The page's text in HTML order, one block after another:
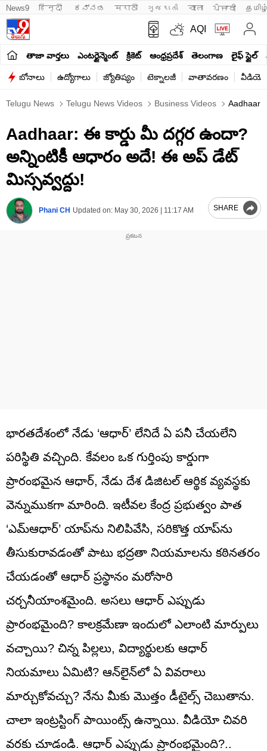
News9 हिन्दी ಕನ್ನಡ मराठी ગુજરાતી বাংলা ਪੰਜਾਬੀ
AQI
తాజా వార్తలు ఎంటర్టైన్మెంట్ క్రికెట్ ఆంధ్రప్రదేశ్ తెలంగాణ లైఫ్ స్టైల్
బోనాలు ఉద్యోగాలు జ్యోతిష్యం టెక్నాలజీ వాతావరణం
Telugu News Telugu News Videos Business Videos Aadhaar
Aadhaar: ఈ కార్డు మీ దగ్గర ఉందా?
అన్నింటికీ ఆధారం అదే! ఈ అప్ డేట్
మిస్సవ్వద్దు!
Phani CH Updated on: May 30, 2026 | 11:17 AM SHARE
భారతదేశంలో నేడు ‘ఆధార్’ లేనిదే ఏ పనీ చేయలేని
పరిస్థితి వచ్చింది. కేవలం ఒక గుర్తింపు కార్డుగా
ప్రారంభమైన ఆధార్, నేడు దేశ డిజిటల్ ఆర్థిక వ్యవస్థకు
వెన్నుముకగా మారింది. ఇటీవల కేంద్ర ప్రభుత్వం పాత
‘ఎమ్‌ఆధార్’ యాప్‌ను నిలిపివేసి, సరికొత్త యాప్‌ను
తీసుకురావడంతో పాటు భద్రతా నియమాలను కఠినతరం
చేయడంతో ఆధార్ ప్రస్థానం మరోసారి
చర్చనీయాంశమైంది. అసలు ఆధార్ ఎప్పుడు
ప్రారంభమైంది? కాలక్రమేణా ఇందులో ఎలాంటి మార్పులు
వచ్చాయి? చిన్న పిల్లలు, విద్యార్థులకు ఆధార్
నియమాలు ఏమిటి? ఆన్‌లైన్‌లో ఏ వివరాలు
మార్చుకోవచ్చు? నేను మీకు మొత్తం డీటైల్స్ చెబుతాను.
చాలా ఇంట్రస్టింగ్ పాయింట్స్ ఉన్నాయి. వీడియో చివరి
వరకు చూడండి. ఆధార్ ఎప్పుడు ప్రారంభమైంది?..